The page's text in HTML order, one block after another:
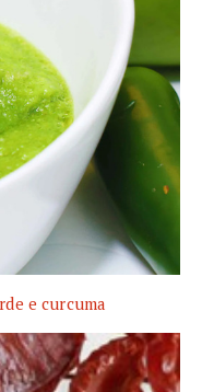
e curcuma